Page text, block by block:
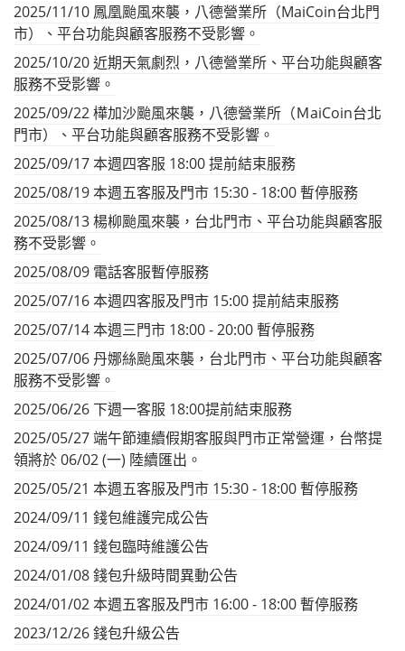
2025/11/10 鳳凰颱風來襲，八德營業所（MaiCoin台北門
市）、平台功能與顧客服務不受影響。
2025/10/20 近期天氣劇烈，八德營業所、平台功能與顧客
服務不受影響。
2025/09/22 樺加沙颱風來襲，八德營業所（ＭaiCoin台北
門市）、平台功能與顧客服務不受影響。
2025/09/17 本週四客服 18:00 提前結束服務
2025/08/19 本週五客服及門市 15:30 - 18:00 暫停服務
2025/08/13 楊柳颱風來襲，台北門市、平台功能與顧客服
務不受影響。
2025/08/09 電話客服暫停服務
2025/07/16 本週四客服及門市 15:00 提前結束服務
2025/07/14 本週三門市 18:00 - 20:00 暫停服務
2025/07/06 丹娜絲颱風來襲，台北門市、平台功能與顧客
服務不受影響。
2025/06/26 下週一客服 18:00提前結束服務
2025/05/27 端午節連續假期客服與門市正常營運，台幣提
領將於 06/02 (一) 陸續匯出。
2025/05/21 本週五客服及門市 15:30 - 18:00 暫停服務
2024/09/11 錢包維護完成公告
2024/09/11 錢包臨時維護公告
2024/01/08 錢包升級時間異動公告
2024/01/02 本週五客服及門市 16:00 - 18:00 暫停服務
2023/12/26 錢包升級公告